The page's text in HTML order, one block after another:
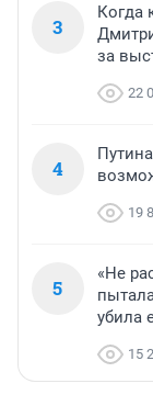
3
Когда
за
22
4
19
5
«Не
убила
15